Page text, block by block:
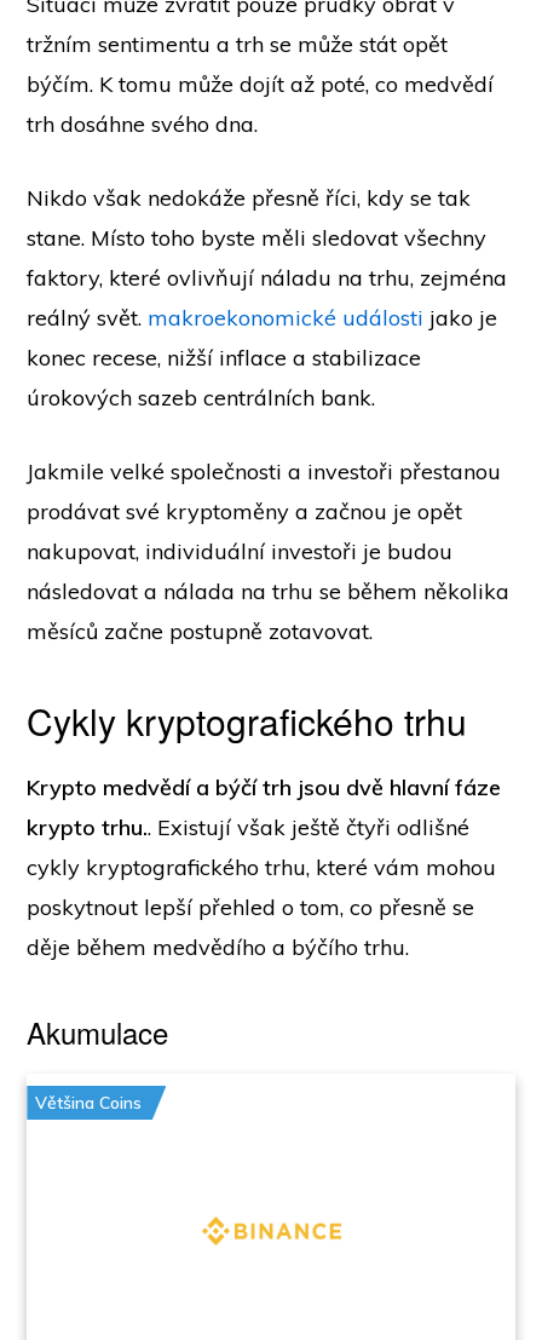
tržním sentimentu a trh se může stát opět
býčím. K tomu může dojít až poté, co medvědí
trh dosáhne svého dna.
Nikdo však nedokáže přesně říci, kdy se tak
stane. Místo toho byste měli sledovat všechny
faktory, které ovlivňují náladu na trhu, zejména
reálný svět. makroekonomické události jako je
konec recese, nižší inflace a stabilizace
úrokových sazeb centrálních bank.
Jakmile velké společnosti a investoři přestanou
prodávat své kryptoměny a začnou je opět
nakupovat, individuální investoři je budou
následovat a nálada na trhu se během několika
měsíců začne postupně zotavovat.
Cykly kryptografického trhu
Krypto medvědí a býčí trh jsou dvě hlavní fáze
krypto trhu.. Existují však ještě čtyři odlišné
cykly kryptografického trhu, které vám mohou
poskytnout lepší přehled o tom, co přesně se
děje během medvědího a býčího trhu.
Akumulace
Většina Coins